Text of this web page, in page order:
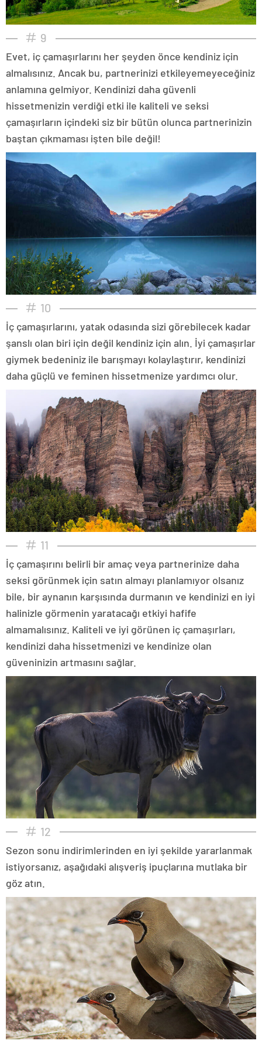
9
Evet, iç çamaşırlarını her şeyden önce kendiniz için
almalısınız. Ancak bu, partnerinizi etkileyemeyeceğiniz
anlamına gelmiyor. Kendinizi daha güvenli
hissetmenizin verdiği etki ile kaliteli ve seksi
çamaşırların içindeki siz bir bütün olunca partnerinizin
baştan çıkmaması işten bile değil!
10
İç çamaşırlarını, yatak odasında sizi görebilecek kadar
şanslı olan biri için değil kendiniz için alın. İyi çamaşırlar
giymek bedeniniz ile barışmayı kolaylaştırır, kendinizi
daha güçlü ve feminen hissetmenize yardımcı olur.
11
İç çamaşırını belirli bir amaç veya partnerinize daha
seksi görünmek için satın almayı planlamıyor olsanız
bile, bir aynanın karşısında durmanın ve kendinizi en iyi
halinizle görmenin yaratacağı etkiyi hafife
almamalısınız. Kaliteli ve iyi görünen iç çamaşırları,
kendinizi daha hissetmenizi ve kendinize olan
güveninizin artmasını sağlar.
12
Sezon sonu indirimlerinden en iyi şekilde yararlanmak
istiyorsanız, aşağıdaki alışveriş ipuçlarına mutlaka bir
göz atın.